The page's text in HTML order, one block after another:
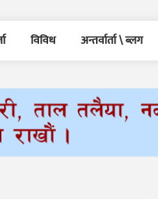
विविध अन्तर्वार्ता \ ब्लग